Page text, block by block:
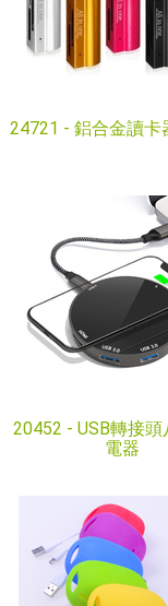
24721 - 鋁合金讀卡
20452 - USB轉接
電器